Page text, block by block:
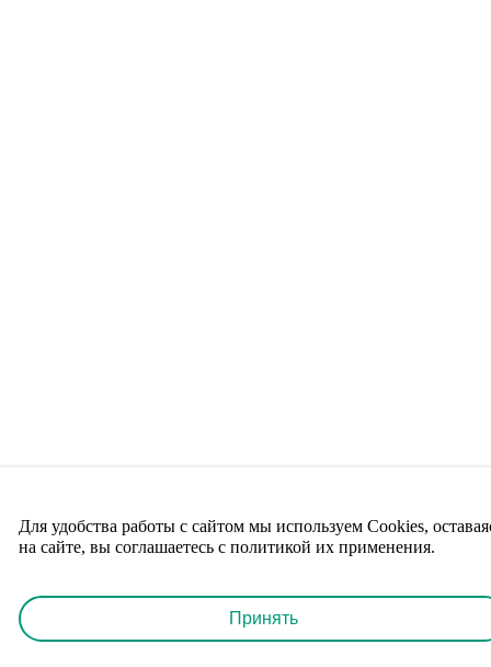
Для удобства работы с сайтом мы используем Cookies,
на сайте, вы соглашаетесь с политикой их применения.
Принять